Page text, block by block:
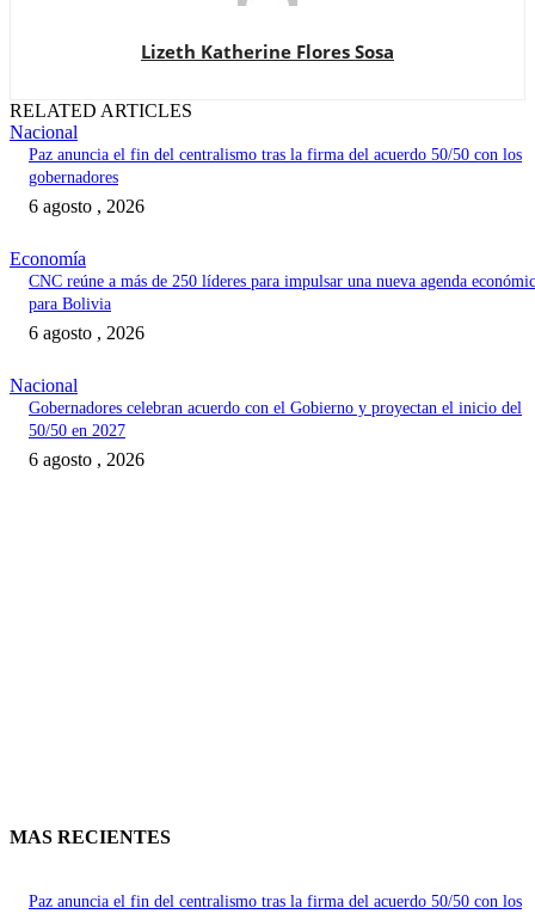
Lizeth Katherine Flores Sosa
RELATED ARTICLES
Nacional
Paz anuncia el fin del centralismo tras la firma del acuerdo 50/50 con los
gobernadores
6 agosto , 2026
Economía
CNC reúne a más de 250 líderes para impulsar una nueva agenda
para Bolivia
6 agosto , 2026
Nacional
Gobernadores celebran acuerdo con el Gobierno y proyectan el inicio del
50/50 en 2027
6 agosto , 2026
MAS RECIENTES
Paz anuncia el fin del centralismo tras la firma del acuerdo 50/50 con los